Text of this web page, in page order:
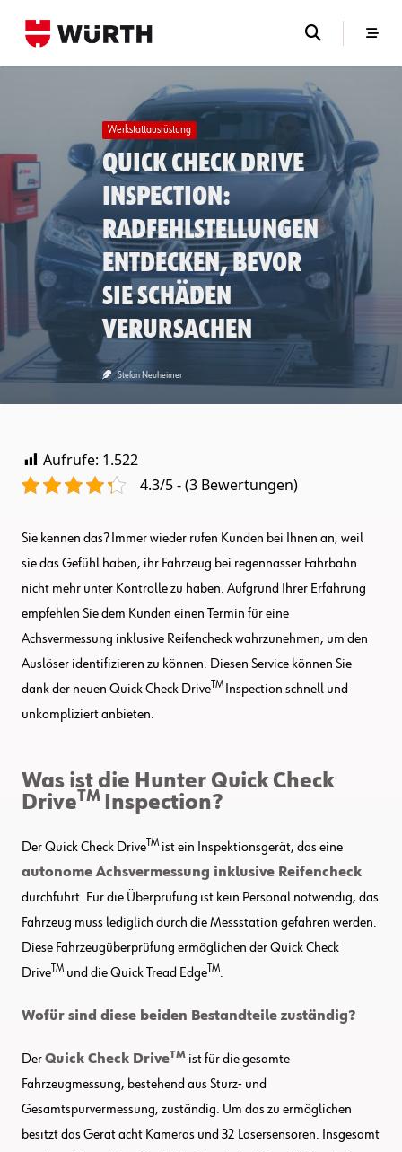
Werkstattausrüstung
Quick Check Drive
Inspection:
Radfehlstellungen
entdecken, bevor
sie Schäden
verursachen
Stefan Neuheimer
Aufrufe: 1.522
4.3/5 - (3 Bewertungen)
Sie kennen das? Immer wieder rufen Kunden bei Ihnen an, weil
sie das Gefühl haben, ihr Fahrzeug bei regennasser Fahrbahn
nicht mehr unter Kontrolle zu haben. Aufgrund Ihrer Erfahrung
empfehlen Sie dem Kunden einen Termin für eine
Achsvermessung inklusive Reifencheck wahrzunehmen, um den
Auslöser identifizieren zu können. Diesen Service können Sie
dank der neuen Quick Check Drive TM Inspection schnell und
unkompliziert anbieten.
Was ist die Hunter Quick Check
DriveTM Inspection?
Der Quick Check Drive TM ist ein Inspektionsgerät, das eine
autonome Achsvermessung inklusive Reifencheck
durchführt. Für die Überprüfung ist kein Personal notwendig, das
Fahrzeug muss lediglich durch die Messstation gefahren werden.
Diese Fahrzeugüberprüfung ermöglichen der Quick Check
Drive TM und die Quick Tread Edge TM.
Wofür sind diese beiden Bestandteile zuständig?
DerQuick Check DriveTM ist für die gesamte
Fahrzeugmessung, bestehend aus Sturz- und
Gesamtspurvermessung, zuständig. Um das zu ermöglichen
besitzt das Gerät acht Kameras und 32 Lasersensoren. Insgesamt